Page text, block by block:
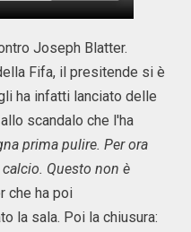
Joseph Blatter.
Fifa, il presitende si è
ha infatti lanciato delle
scandalo che l'ha
prima pulire. Per ora
Questo non è
che ha poi
la sala. Poi la chiusura: